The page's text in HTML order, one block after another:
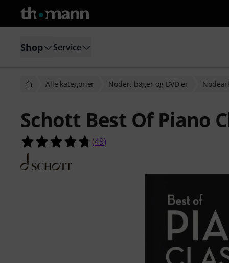
Shop Service
Alle kategorier Noder, bøger og DVD'er
Schott Best Of Piano
4.8 ud af 5 stjerner fra 49
(49)